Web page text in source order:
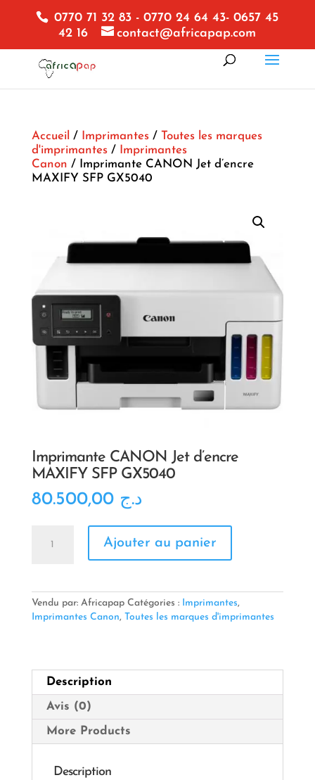
0770 71 32 83 - 0770 24 64 43- 0657 45
42 16
contact@africapap.com
Accueil / Imprimantes/ Toutes les marques
d'imprimantes/
Imprimantes
Canon / Imprimante CANON Jet d’encre
MAXIFY SFP GX5040
Imprimante CANON Jet d’encre
MAXIFY SFP GX5040
د.ج 80.500,00
Imprimante
d'encre
MAXIFY
Ajouter au panier
Vendu par: Africapap Catégories : Imprimantes,
Imprimantes Canon, Toutes les marques d'imprimantes
Description
Avis (0)
More Products
Description